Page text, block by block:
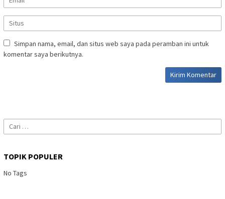
Simpan nama, email, dan situs web saya pada peramban ini untuk
komentar saya berikutnya.
Cari
untuk:
TOPIK POPULER
No Tags